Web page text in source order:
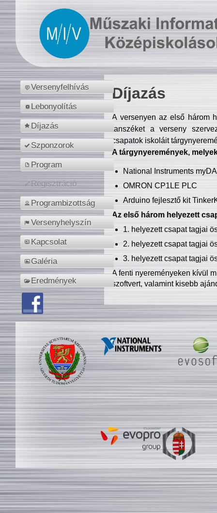
Versenyfelhívás
Lebonyolítás
Díjazás
Szponzorok
Program
Regisztráció
Programbizottság
Versenyhelyszín
Kapcsolat
Galéria
Eredmények
Díjazás
A versenyen az első három
tanszéket a verseny
csapatok iskoláit
A tárgynyeremények,
National Instruments
OMRON CP1LE PLC
Arduino fejlesztő kit
Az első három helyezett
1. helyezett csapat tagjai
2. helyezett csapat tagjai
3. helyezett csapat tagjai
A fenti nyereményeken kívül
szoftvert, valamint kisebb